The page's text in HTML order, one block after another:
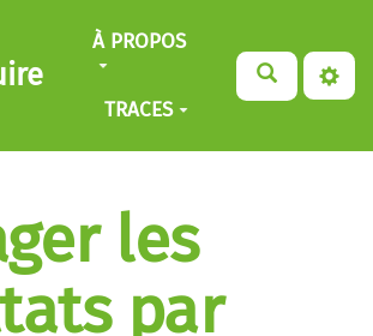
principalÀ PROPOS
TRACES
les
par